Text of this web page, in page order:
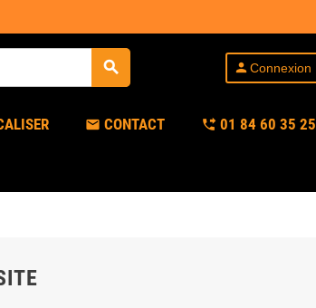
search person Connexion
mail CONTACT phone_forwarded 01 84 60 35 25